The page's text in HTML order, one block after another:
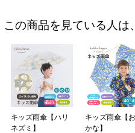
この商品を見ている人は
キッズ雨傘【ハリ
ネズミ】
キッズ雨傘【
かな】